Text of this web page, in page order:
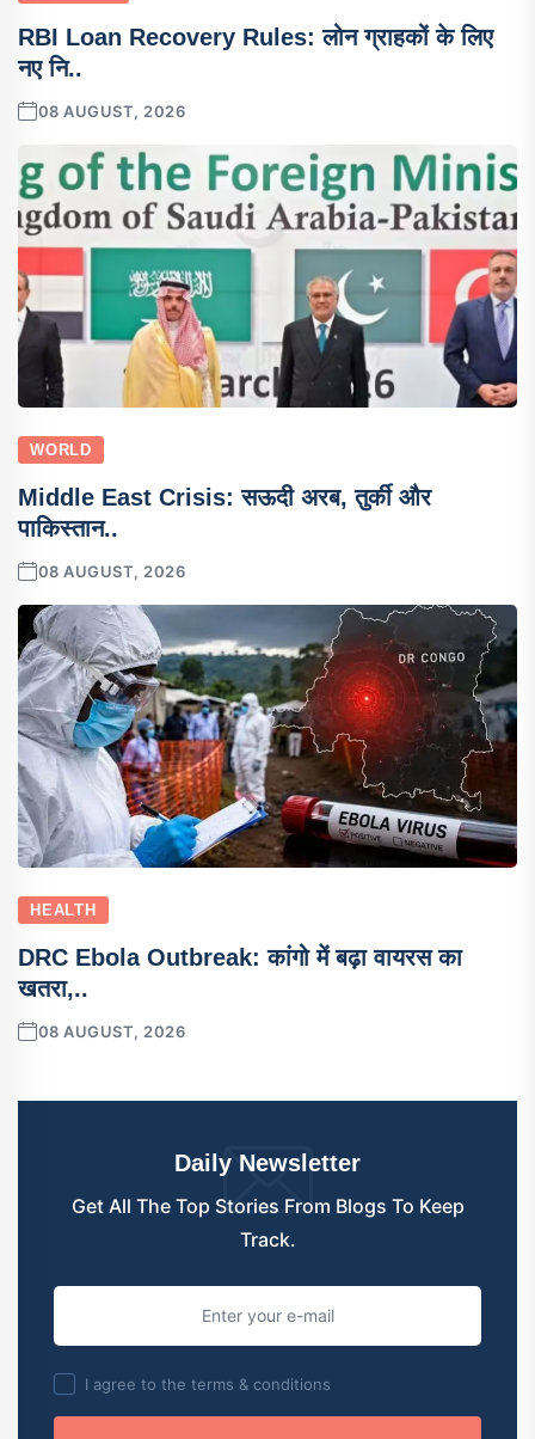
RBI Loan Recovery Rules: लोन ग्राहकों के लिए
नए नि..
08 AUGUST, 2026
WORLD
Middle East Crisis: सऊदी अरब, तुर्की और
पाकिस्तान..
08 AUGUST, 2026
HEALTH
DRC Ebola Outbreak: कांगो में बढ़ा वायरस का
खतरा,..
08 AUGUST, 2026
Daily Newsletter
Get All The Top Stories From Blogs To Keep
Track.
I agree to the terms & conditions